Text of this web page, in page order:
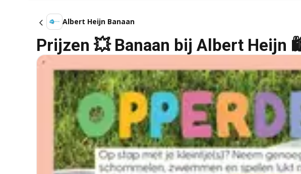
Albert Heijn Banaan
Prijzen 💥 Banaan bij Albert Heijn